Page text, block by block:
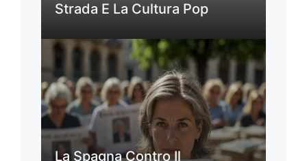
Strada E La Cultura Pop
La Spagna Contro Il